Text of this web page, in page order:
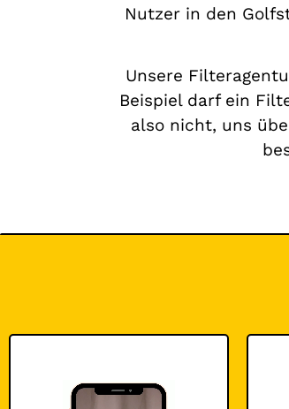
Nutzer in den
Unsere
Beispiel darf ein
also nicht, uns